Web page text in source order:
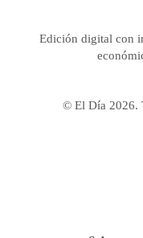
Edición digital con
© El Día 2026.